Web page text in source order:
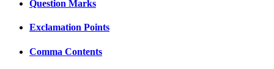
Question Marks
Exclamation Points
Comma Contents